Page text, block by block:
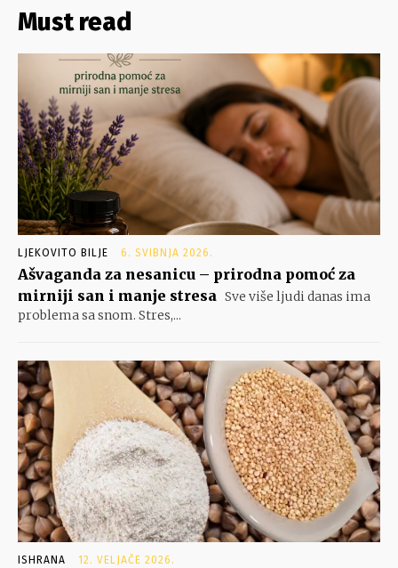
Must read
LJEKOVITO BILJE 6. SVIBNJA 2026.
Ašvaganda za nesanicu – prirodna pomoć za
mirniji san i manje stresa Sve više ljudi danas ima
problema sa snom. Stres,...
ISHRANA 12. VELJAČE 2026.